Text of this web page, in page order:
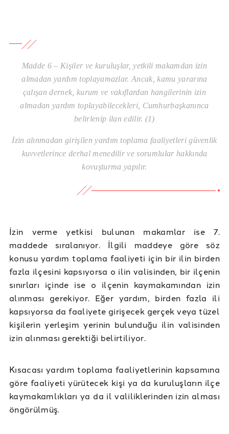
Madde 6 – Kişiler ve kuruluşlar, yetkili makamdan izin
almadan yardım toplayamazlar. Ancak, kamu yararına
çalışan dernek, kurum ve vakıflardan hangilerinin izin
almadan yardım toplayabilecekleri, Cumhurbaşkanınca
belirlenip ilan edilir. (1)
İzin alınmadan girişilen yardım toplama faaliyetleri güvenlik
kuvvetlerince derhal menedilir ve sorumlular hakkında
kovuşturma yapılır.
İzin verme yetkisi bulunan makamlar ise 7.
maddede sıralanıyor. İlgili maddeye göre söz
konusu yardım toplama faaliyeti için bir ilin birden
fazla ilçesini kapsıyorsa o ilin valisinden, bir ilçenin
sınırları içinde ise o ilçenin kaymakamından izin
alınması gerekiyor. Eğer yardım, birden fazla ili
kapsıyorsa da faaliyete girişecek gerçek veya tüzel
kişilerin yerleşim yerinin bulunduğu ilin valisinden
izin alınması gerektiği belirtiliyor.
Kısacası yardım toplama faaliyetlerinin kapsamına
göre faaliyeti yürütecek kişi ya da kuruluşların ilçe
kaymakamlıkları ya da il valiliklerinden izin alması
öngörülmüş.